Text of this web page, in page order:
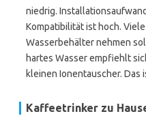
niedrig.
Kompatibilität ist hoch.
Wasserbehälter nehmen
hartes Wasser empfiehlt
kleinen Ionentauscher. Das
Kaffeetrinker zu